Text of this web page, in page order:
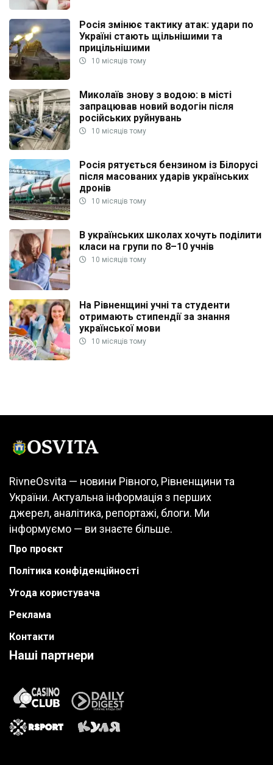
Росія змінює тактику атак: удари по
Україні стають щільнішими та
прицільнішими
10 місяців тому
Миколаїв знову з водою: в місті
запрацював новий водогін після
російських руйнувань
10 місяців тому
Росія рятується бензином із Білорусі
після масованих ударів українських
дронів
10 місяців тому
В українських школах хочуть поділити
класи на групи по 8–10 учнів
10 місяців тому
На Рівненщині учні та студенти
отримають стипендії за знання
української мови
10 місяців тому
RivneOsvita — новини Рівного, Рівненщини та
України. Актуальна інформація з перших
джерел, аналітика, репортажі, блоги. Ми
інформуємо — ви знаєте більше.
Про проєкт
Політика конфіденційності
Угода користувача
Реклама
Контакти
Наші партнери